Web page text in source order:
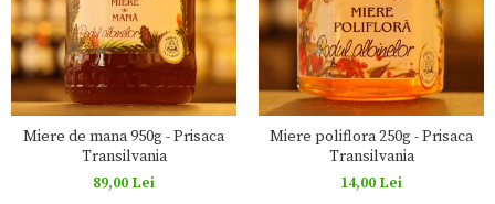
Miere de mana 950g - Prisaca
Transilvania
89,00 Lei
Miere poliflora 250g - Prisaca
Transilvania
14,00 Lei